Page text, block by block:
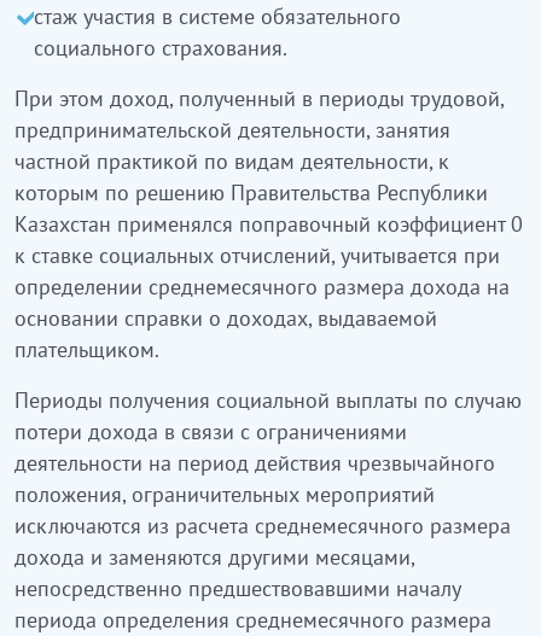
стаж участия в системе обязательного
социального страхования.
При этом доход, полученный в периоды трудовой,
предпринимательской деятельности, занятия
частной практикой по видам деятельности, к
которым по решению Правительства Республики
Казахстан применялся поправочный коэффициент 0
к ставке социальных отчислений, учитывается при
определении среднемесячного размера дохода на
основании справки о доходах, выдаваемой
плательщиком.
Периоды получения социальной выплаты по случаю
потери дохода в связи с ограничениями
деятельности на период действия чрезвычайного
положения, ограничительных мероприятий
исключаются из расчета среднемесячного размера
дохода и заменяются другими месяцами,
непосредственно предшествовавшими началу
периода определения среднемесячного размера